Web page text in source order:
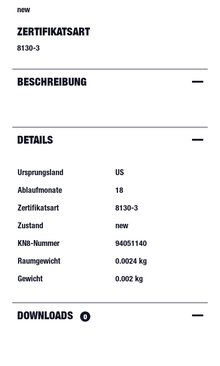
new
ZERTIFIKATSART
8130-3
BESCHREIBUNG
DETAILS
Ursprungsland
US
Ablaufmonate
18
Zertifikatsart
8130-3
Zustand
new
KN8-Nummer
94051140
Raumgewicht
0.0024 kg
Gewicht
0.002 kg
DOWNLOADS 0